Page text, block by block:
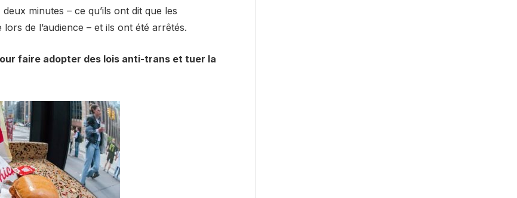
minutes – ce qu’ils ont dit que les
de l’audience – et ils ont été arrêtés.
faire adopter des lois anti-trans et tuer la